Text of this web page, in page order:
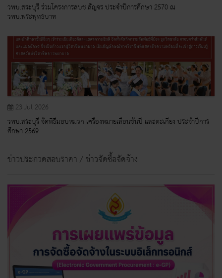
วพบ.สระบุรี ร่วมโครงการสบช.สัญจร ประจำปีการศึกษา 2570 ณ
วพบ.พระพุทธบาท
23 Jul 2026
วพบ.สระบุรี จัดพิธีมอบหมวก เครื่องหมายเลื่อนชั้นปี และตะเกียง ประจำปีการ
ศึกษา 2569
ข่าวประกวดสอบราคา / ข่าวจัดซื้อจัดจ้าง